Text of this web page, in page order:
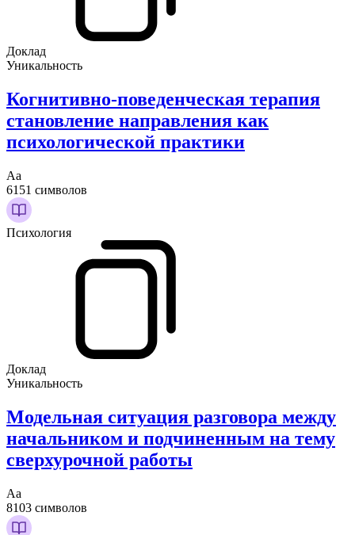
Доклад
Уникальность
Когнитивно-поведенческая терапия
становление направления как
психологической практики
Аа
6151 символов
Психология
Доклад
Уникальность
Модельная ситуация разговора между
начальником и подчиненным на тему
сверхурочной работы
Аа
8103 символов